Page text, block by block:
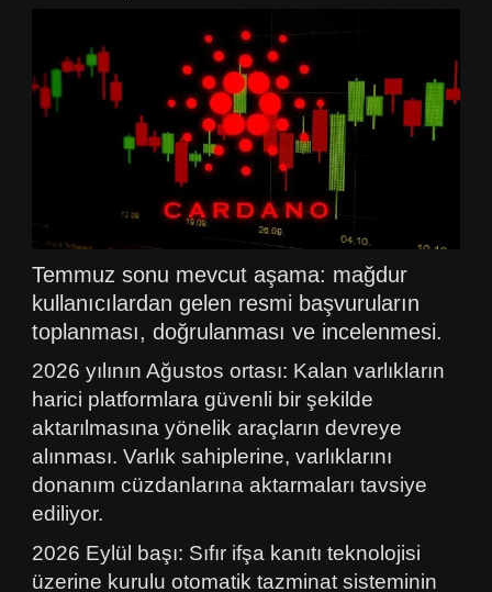
Temmuz sonu mevcut aşama: mağdur
kullanıcılardan gelen resmi başvuruların
toplanması, doğrulanması ve incelenmesi.
2026 yılının Ağustos ortası: Kalan varlıkların
harici platformlara güvenli bir şekilde
aktarılmasına yönelik araçların devreye
alınması. Varlık sahiplerine, varlıklarını
donanım cüzdanlarına aktarmaları tavsiye
ediliyor.
2026 Eylül başı: Sıfır ifşa kanıtı teknolojisi
üzerine kurulu otomatik tazminat sisteminin